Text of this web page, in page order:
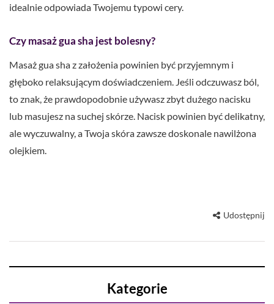
idealnie odpowiada Twojemu typowi cery.
Czy masaż gua sha jest bolesny?
Masaż gua sha z założenia powinien być przyjemnym i
głęboko relaksującym doświadczeniem. Jeśli odczuwasz ból,
to znak, że prawdopodobnie używasz zbyt dużego nacisku
lub masujesz na suchej skórze. Nacisk powinien być delikatny,
ale wyczuwalny, a Twoja skóra zawsze doskonale nawilżona
olejkiem.
Udostępnij
Kategorie